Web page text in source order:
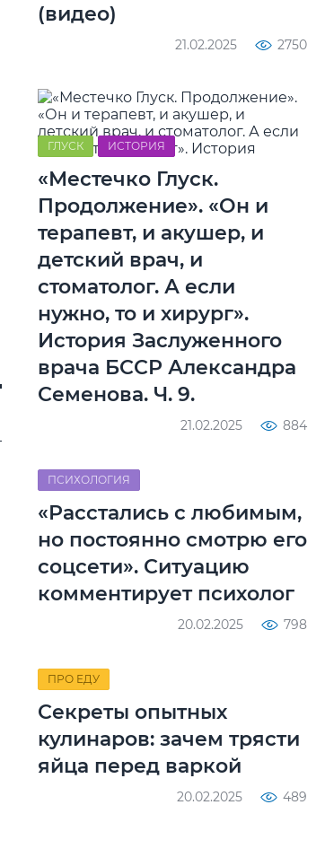
(видео)
21.02.2025 2750
ГЛУСК ИСТОРИЯ
«Местечко Глуск.
Продолжение». «Он и
терапевт, и акушер, и
детский врач, и
стоматолог. А если
нужно, то и хирург».
История Заслуженного
врача БССР Александра
Семенова. Ч. 9.
21.02.2025 884
ПСИХОЛОГИЯ
«Расстались с любимым,
но постоянно смотрю его
соцсети». Ситуацию
комментирует психолог
20.02.2025 798
ПРО ЕДУ
Секреты опытных
кулинаров: зачем трясти
яйца перед варкой
20.02.2025 489